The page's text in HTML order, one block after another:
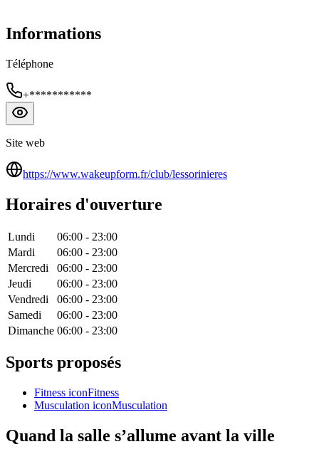
Informations
Téléphone
+***********
Site web
https://www.wakeupform.fr/club/lessorinieres
Horaires d'ouverture
Lundi 06:00 - 23:00
Mardi
06:00 - 23:00
Mercredi
06:00 - 23:00
Jeudi
06:00 - 23:00
Vendredi
06:00 - 23:00
Samedi
06:00 - 23:00
Dimanche 06:00 - 23:00
Sports proposés
Fitness iconFitness
Musculation iconMusculation
Quand la salle s’allume avant la ville